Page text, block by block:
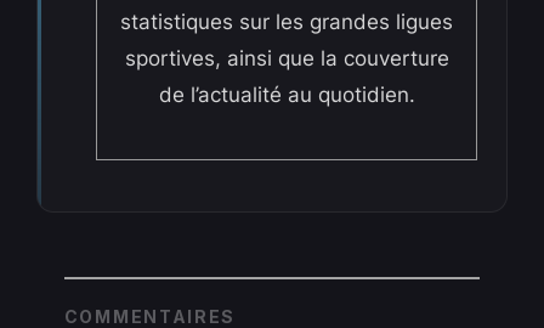
statistiques sur les grandes ligues
sportives, ainsi que la couverture
de l’actualité au quotidien.
COMMENTAIRES